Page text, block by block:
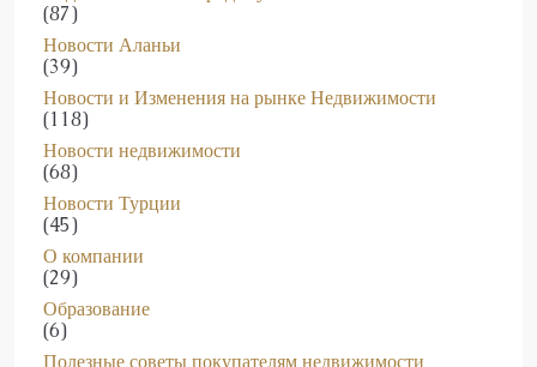
Новости Аланьи
(39)
Новости и Изменения на рынке Недвижимости
(118)
Новости недвижимости
(68)
Новости Турции
(45)
О компании
(29)
Образование
(6)
Полезные советы покупателям недвижимости
(65)